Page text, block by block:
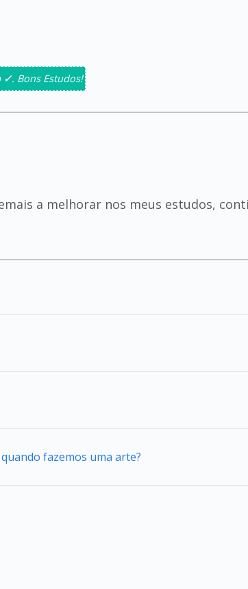
✓. Bons Estudos!
a melhorar nos meus estudos,
fazemos uma arte?